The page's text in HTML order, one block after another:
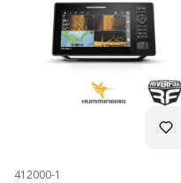
Kod produktu
412000-1